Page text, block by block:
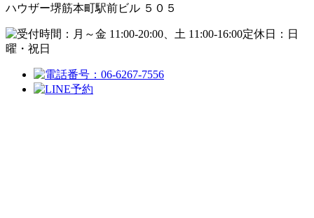
ハウザー堺筋本町駅前ビル ５０５
定休日：日
曜・祝日